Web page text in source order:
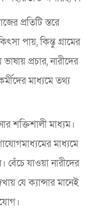
প্রতিটি স্তরে
পায়, কিন্তু গ্রামের
প্রচার, নারীদের
মাধ্যমে তথ্য
শক্তিশালী মাধ্যম।
মাধ্যমে
বেঁচে যাওয়া নারীদের
যে ক্যান্সার মানেই